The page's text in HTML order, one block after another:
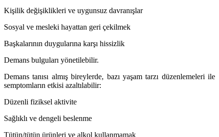
Kişilik değişiklikleri ve uygunsuz davranışlar
Sosyal ve mesleki hayattan geri çekilmek
Başkalarının duygularına karşı hissizlik
Demans bulguları yönetilebilir.
Demans tanısı almış bireylerde, bazı yaşam tarzı düzenlemeleri ile
semptomların etkisi azaltılabilir:
Düzenli fiziksel aktivite
Sağlıklı ve dengeli beslenme
Tütün/tütün ürünleri ve alkol kullanmamak